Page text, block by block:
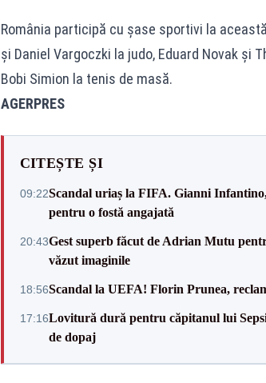
România participă cu şase sportivi la
şi Daniel Vargoczki la judo, Eduard Novak şi
Bobi Simion la tenis de masă.
AGERPRES
CITEȘTE ȘI
09:22Scandal uriaș la FIFA. Gianni
pentru o fostă angajată
20:43Gest superb făcut de Adrian Mutu
văzut imaginile
18:56Scandal la UEFA! Florin Prunea,
17:16Lovitură dură pentru căpitanul lui
de dopaj